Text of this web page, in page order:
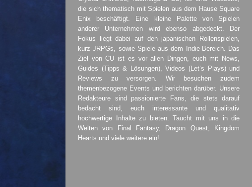
die sich thematisch mit Spielen aus dem Hause Square
Enix beschäftigt. Eine kleine Palette von Spielen
anderer Unternehmen wird ebenso abgedeckt. Der
Fokus liegt dabei auf den japanischen Rollenspielen,
kurz JRPGs, sowie Spiele aus dem Indie-Bereich. Das
Ziel von CU ist es vor allen Dingen, euch mit News,
Guides (Tipps & Lösungen), Videos (Let’s Plays) und
Reviews zu versorgen. Wir besuchen zudem
themenbezogene Events und berichten darüber. Unsere
Redakteure sind passionierte Fans, die stets darauf
bedacht sind, euch interessante und qualitativ
hochwertige Inhalte zu bieten. Taucht mit uns in die
Welten von Final Fantasy, Dragon Quest, Kingdom
Hearts und viele weitere ein!